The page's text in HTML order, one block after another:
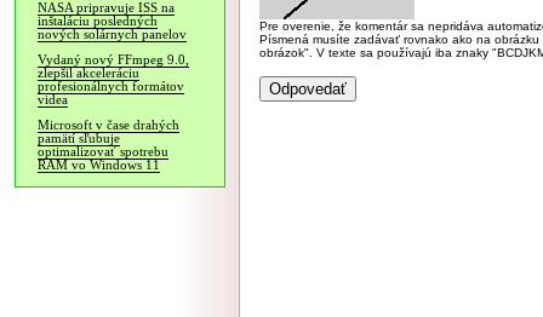
NASA pripravuje ISS na
inštaláciu posledných
nových solárnych panelov
Vydaný nový FFmpeg 9.0,
zlepšil akceleráciu
profesionálnych formátov
videa
Microsoft v čase drahých
pamätí sľubuje
optimalizovať spotrebu
RAM vo Windows 11
Pre overenie, že komentár sa nepridáva
Písmená musíte zadávať rovnako ako na
obrázok". V texte sa používajú iba znaky